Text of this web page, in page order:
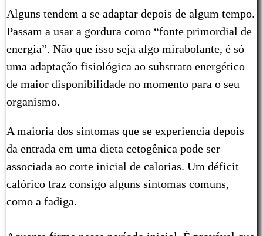
Alguns tendem a se adaptar depois de algum tempo.
Passam a usar a gordura como “fonte primordial de
energia”. Não que isso seja algo mirabolante, é só
uma adaptação fisiológica ao substrato energético
de maior disponibilidade no momento para o seu
organismo.
A maioria dos sintomas que se experiencia depois
da entrada em uma dieta cetogênica pode ser
associada ao corte inicial de calorias. Um déficit
calórico traz consigo alguns sintomas comuns,
como a fadiga.